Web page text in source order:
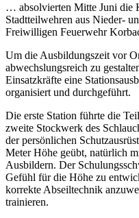
… absolvierten Mitte Juni die
Stadtteilwehren aus Nieder-
Freiwilligen Feuerwehr
Um die Ausbildungszeit vor
abwechslungsreich zu
Einsatzkräfte eine
organisiert und durchgeführt.
Die erste Station führte die
zweite Stockwerk des
der persönlichen
Meter Höhe geübt, natürlich
Ausbildern. Der
Gefühl für die Höhe zu
korrekte Abseiltechnik
trainieren.